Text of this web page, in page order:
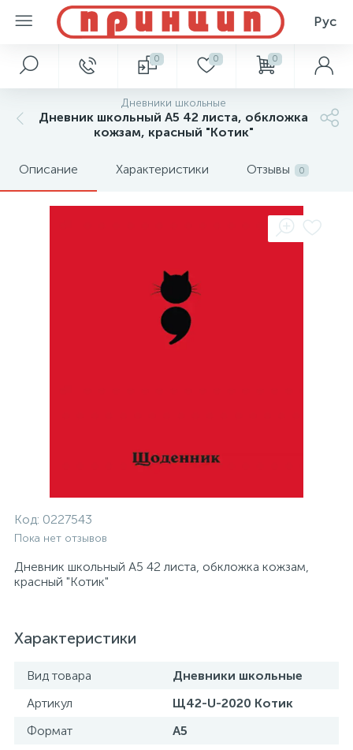
Рус
0 0 0
Дневники школьные
Дневник школьный А5 42 листа, обкложка
кожзам, красный "Котик"
Описание Характеристики Отзывы 0
Код: 0227543
Пока нет отзывов
Дневник школьный А5 42 листа, обкложка кожзам,
красный "Котик"
Характеристики
Вид товара
Дневники школьные
Артикул
Щ42-U-2020 Котик
Формат
А5